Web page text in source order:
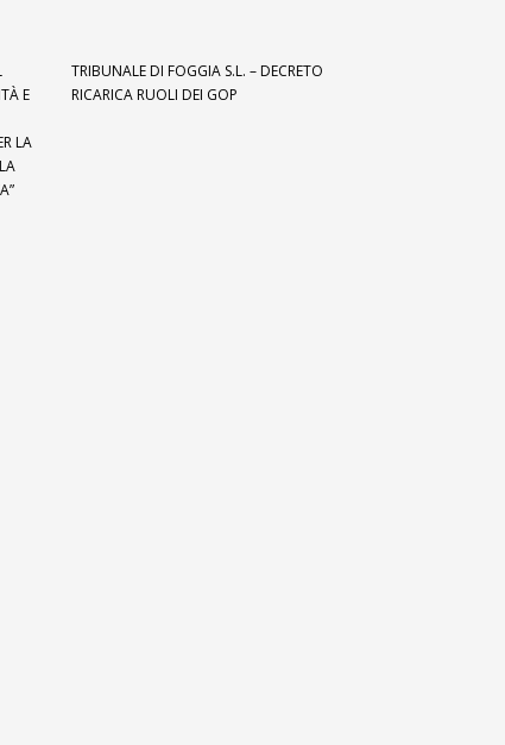
E
LA
TRIBUNALE DI FOGGIA S.L. – DECRETO
RICARICA RUOLI DEI GOP